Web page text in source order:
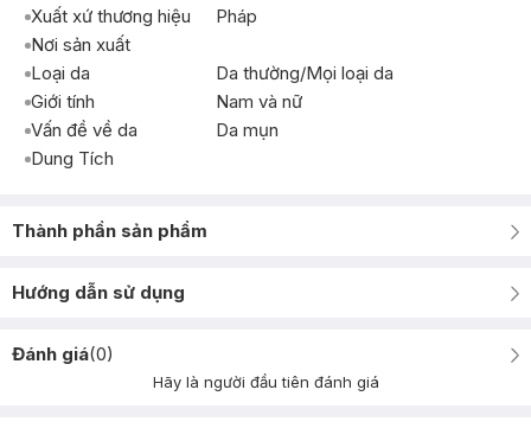
Xuất xứ thương hiệu
Pháp
Nơi sản xuất
Loại da
Da thường/Mọi loại da
Giới tính
Nam và nữ
Vấn đề về da
Da mụn
Dung Tích
Thành phần sản phẩm
Hướng dẫn sử dụng
Đánh giá(0)
Hãy là người đầu tiên đánh giá